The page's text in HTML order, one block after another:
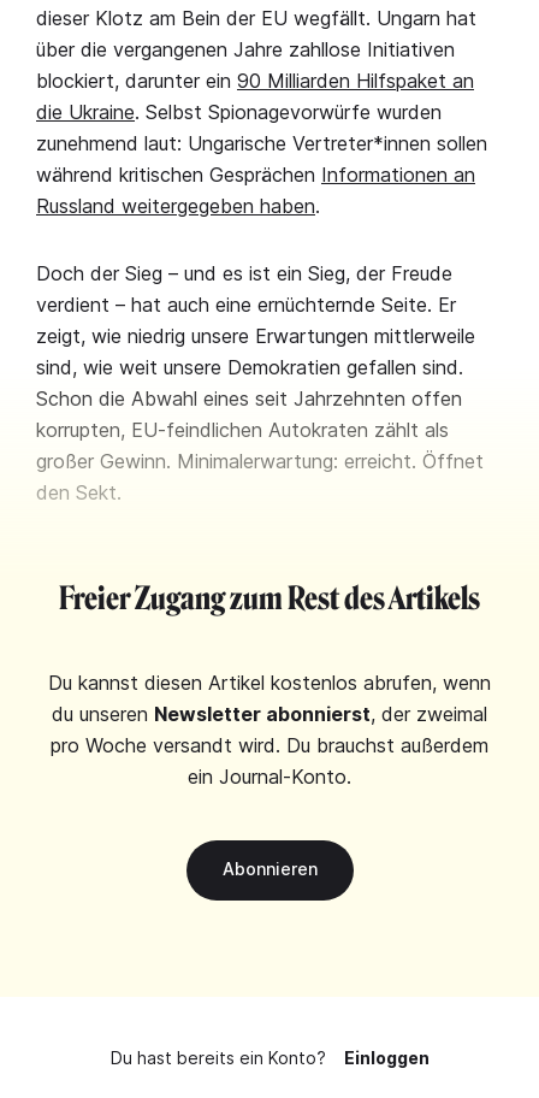
dieser Klotz am Bein der EU wegfällt. Ungarn hat
über die vergangenen Jahre zahllose Initiativen
blockiert, darunter ein 90 Milliarden Hilfspaket an
die Ukraine. Selbst Spionagevorwürfe wurden
zunehmend laut: Ungarische Vertreter*innen sollen
während kritischen Gesprächen Informationen an
Russland weitergegeben haben.
Doch der Sieg – und es ist ein Sieg, der Freude
verdient – hat auch eine ernüchternde Seite. Er
zeigt, wie niedrig unsere Erwartungen mittlerweile
sind, wie weit unsere Demokratien gefallen sind.
Schon die Abwahl eines seit Jahrzehnten offen
korrupten, EU-feindlichen Autokraten zählt als
großer Gewinn. Minimalerwartung: erreicht. Öffnet
den Sekt.
Freier Zugang zum Rest des Artikels
Du kannst diesen Artikel kostenlos abrufen, wenn
du unseren Newsletter abonnierst, der zweimal
pro Woche versandt wird. Du brauchst außerdem
ein Journal-Konto.
Abonnieren
Du hast bereits ein Konto? Einloggen